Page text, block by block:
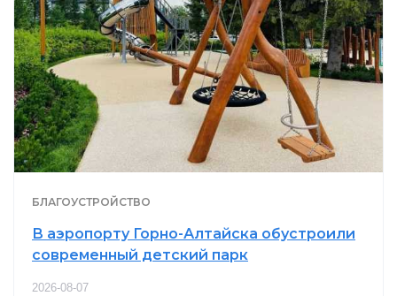
БЛАГОУСТРОЙСТВО
В аэропорту Горно-Алтайска обустроили
современный детский парк
2026-08-07